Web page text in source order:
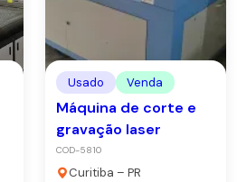
Usado Venda
Máquina de corte e
gravação laser
COD-5810
Curitiba – PR